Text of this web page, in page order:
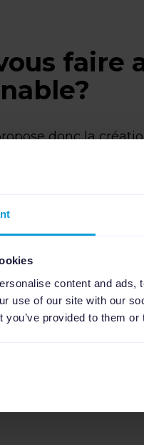
content and
use of our site with our
you’ve provided to them
faire
donc la
à-dire que vous
sur votre site e-
créer des
les aspects
textuelles
texte de votre
Shopping